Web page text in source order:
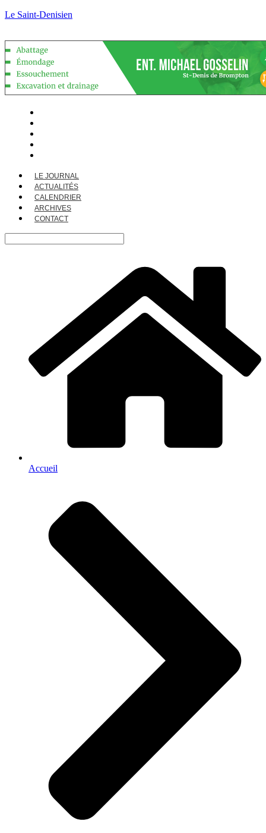
Le Saint-Denisien
LE JOURNAL
ACTUALITÉS
CALENDRIER
ARCHIVES
CONTACT
Accueil